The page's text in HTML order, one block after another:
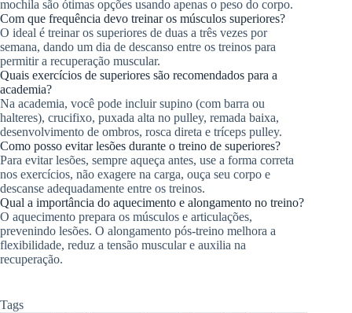
mochila são ótimas opções usando apenas o peso do corpo.
Com que frequência devo treinar os músculos superiores?
O ideal é treinar os superiores de duas a três vezes por
semana, dando um dia de descanso entre os treinos para
permitir a recuperação muscular.
Quais exercícios de superiores são recomendados para a
academia?
Na academia, você pode incluir supino (com barra ou
halteres), crucifixo, puxada alta no pulley, remada baixa,
desenvolvimento de ombros, rosca direta e tríceps pulley.
Como posso evitar lesões durante o treino de superiores?
Para evitar lesões, sempre aqueça antes, use a forma correta
nos exercícios, não exagere na carga, ouça seu corpo e
descanse adequadamente entre os treinos.
Qual a importância do aquecimento e alongamento no treino?
O aquecimento prepara os músculos e articulações,
prevenindo lesões. O alongamento pós-treino melhora a
flexibilidade, reduz a tensão muscular e auxilia na
recuperação.
Tags